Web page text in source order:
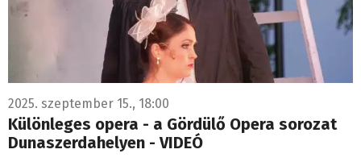
2025. szeptember 15., 18:00
Különleges opera - a Gördülő Opera sorozat
Dunaszerdahelyen - VIDEÓ